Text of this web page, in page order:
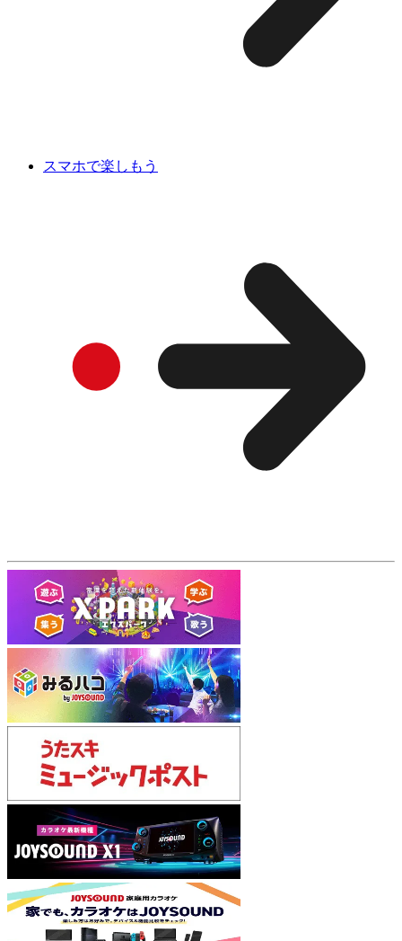
スマホで楽しもう